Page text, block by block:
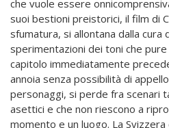
che vuole essere
suoi bestioni preistorici, il film di
sfumatura, si allontana dalla cura
sperimentazioni dei toni che
capitolo immediatamente
annoia senza possibilità di
personaggi, si perde fra scenari
asettici e che non riescono a
momento e un luogo. La